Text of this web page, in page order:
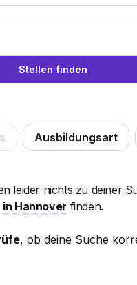
Stellen finden
Ausbildungsart
leider nichts zu deiner
in Hannover finden.
, ob deine Suche